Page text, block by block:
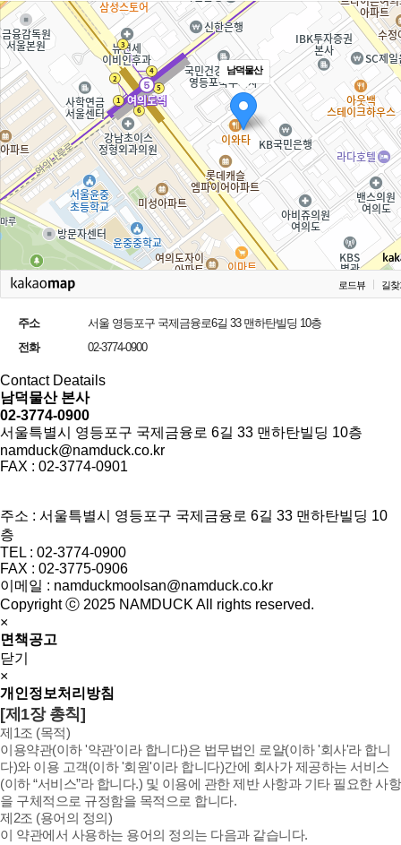
남덕물산
로드뷰 길찾
주소
서울 영등포구 국제금융로6길 33 맨하탄빌딩 10층
전화
02-3774-0900
Contact Deatails
남덕물산 본사
02-3774-0900
서울특별시 영등포구 국제금융로 6길 33 맨하탄빌딩 10층
namduck@namduck.co.kr
FAX : 02-3774-0901
주소 : 서울특별시 영등포구 국제금융로 6길 33 맨하탄빌딩 10
층
TEL : 02-3774-0900
FAX : 02-3775-0906
이메일 : namduckmoolsan@namduck.co.kr
Copyright ⓒ 2025 NAMDUCK All rights reserved.
×
면책공고
닫기
×
개인정보처리방침
[제1장 총칙]
제1조 (목적)
이용약관(이하 '약관'이라 합니다)은 법무법인 로얄(이하 '회사'라 합니
다)와 이용 고객(이하 '회원'이라 합니다)간에 회사가 제공하는 서비스
(이하 “서비스”라 합니다.) 및 이용에 관한 제반 사항과 기타 필요한 사항
을 구체적으로 규정함을 목적으로 합니다.
제2조 (용어의 정의)
이 약관에서 사용하는 용어의 정의는 다음과 같습니다.